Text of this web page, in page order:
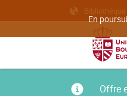
En
Bibliothèque
Offre